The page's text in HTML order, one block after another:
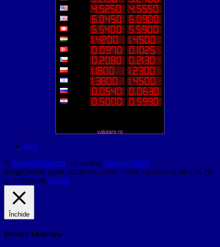
valutare.ro
RSS
© SufletDeTurist.ro | un proiect Gazduire.NET
Blogul nostru poate utiliza cookieuri. Firesc, ca orice alt site.OK Nu
sunt de acord. Detalii
Închide
Privacy Overview